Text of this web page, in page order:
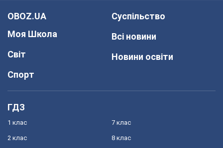
OBOZ.UA
Моя Школа
Світ
Спорт
Суспільство
Всі новини
Новини освіти
ГДЗ
1 клас
2 клас
7 клас
8 клас